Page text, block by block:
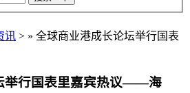
讯 > » 全球商业港成长论坛举行国表
举行国表里嘉宾热议——海